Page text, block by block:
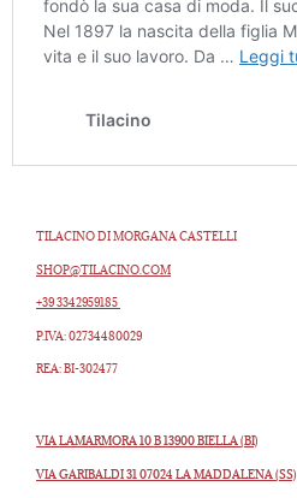
TILACINO DI MORGANA CASTELLI
SHOP@TILACINO.COM
+39 3342959185
P.IVA: 02734480029
REA: BI-302477
VIA LAMARMORA 10 B 13900 BIELLA (BI)
VIA GARIBALDI 31 07024 LA MADDALENA (SS)